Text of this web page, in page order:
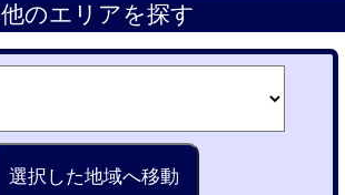
他のエリアを探す